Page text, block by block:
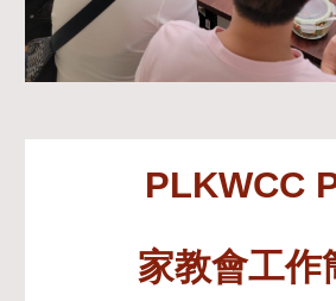
PLKWCC
家教會工作